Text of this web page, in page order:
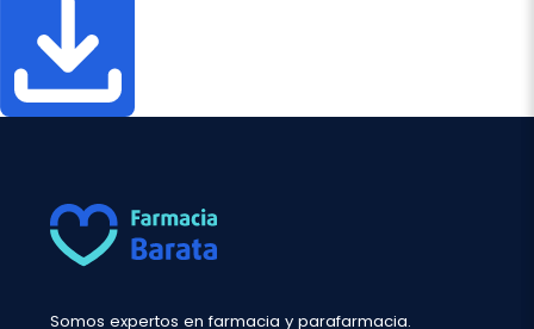
Somos expertos en farmacia y parafarmacia.